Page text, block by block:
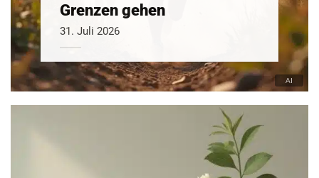
Grenzen gehen
31. Juli 2026